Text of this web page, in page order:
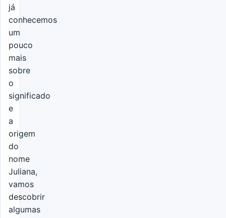
já
conhecemos
um
pouco
mais
sobre
o
significado
e
a
origem
do
nome
Juliana,
vamos
descobrir
algumas